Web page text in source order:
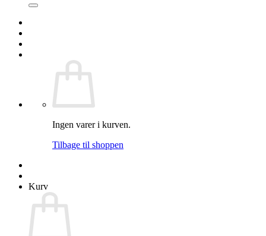
Ingen varer i kurven.
Tilbage til shoppen
Kurv